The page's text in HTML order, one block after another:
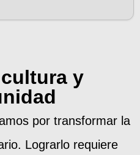
y
por transformar la
Lograrlo requiere